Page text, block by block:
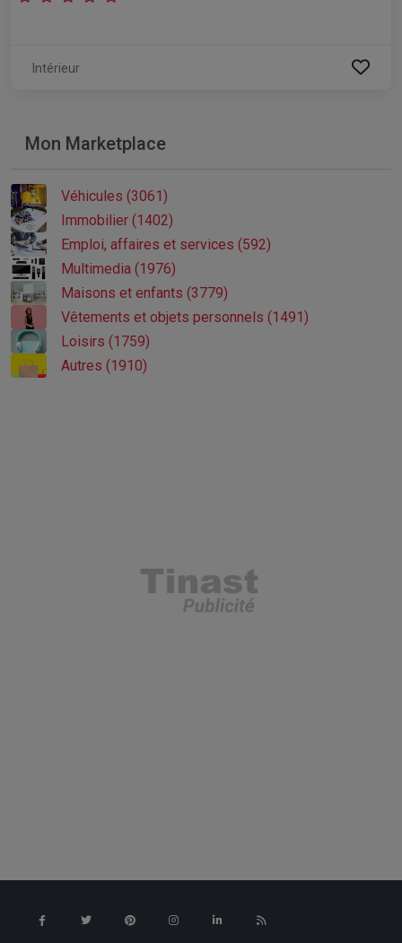
Intérieur
Mon Marketplace
Véhicules (3061)
Immobilier (1402)
Emploi, affaires et services (592)
Multimedia (1976)
Maisons et enfants (3779)
Vêtements et objets personnels (1491)
Loisirs (1759)
Autres (1910)